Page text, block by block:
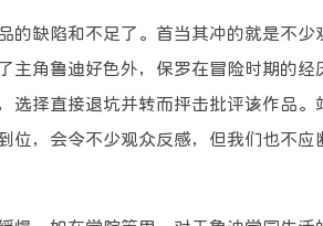
番剧 资源1 魔改 4
缺陷和不足了。首当其冲的就是不少
角鲁迪好色外，保罗在冒险时期的经
择直接退坑并转而抨击批评该作品。
，会令不少观众反感，但我们也不应